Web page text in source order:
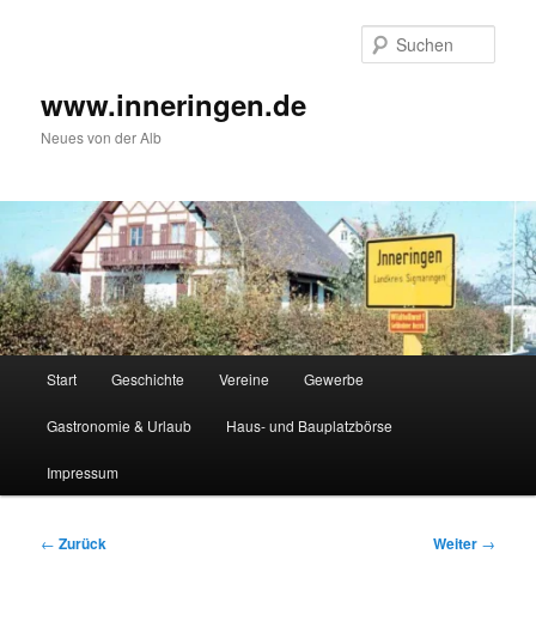
www.inneringen.de
Neues von der Alb
Start Geschichte Vereine Gewerbe
Gastronomie & Urlaub Haus- und Bauplatzbörse
Impressum
Beitragsnavigation
← Zurück Weiter →